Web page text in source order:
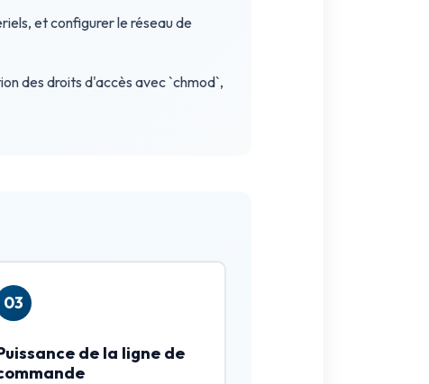
et configurer le réseau de
des droits d'accès avec `chmod`,
03
de la ligne de